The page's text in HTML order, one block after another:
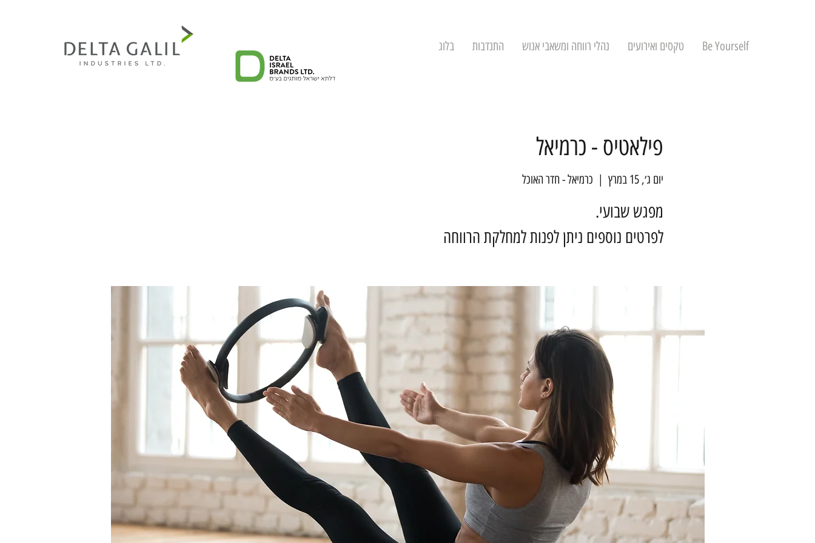
Be Yourself טקסים ואירועים נהלי רווחה ומשאבי אנוש התנדבות בלוג
פילאטיס - כרמיאל
יום ג׳, 15 במרץ
  |
כרמיאל - חדר האוכל
לפרטים נוספים ניתן לפנות למחלקת הרווחה